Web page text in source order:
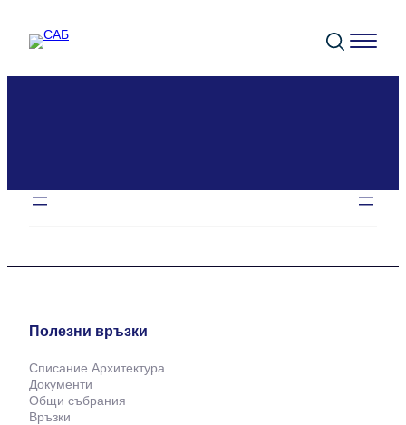
съдържанието
Полезни връзки
Списание Архитектура
Документи
Общи събрания
Връзки